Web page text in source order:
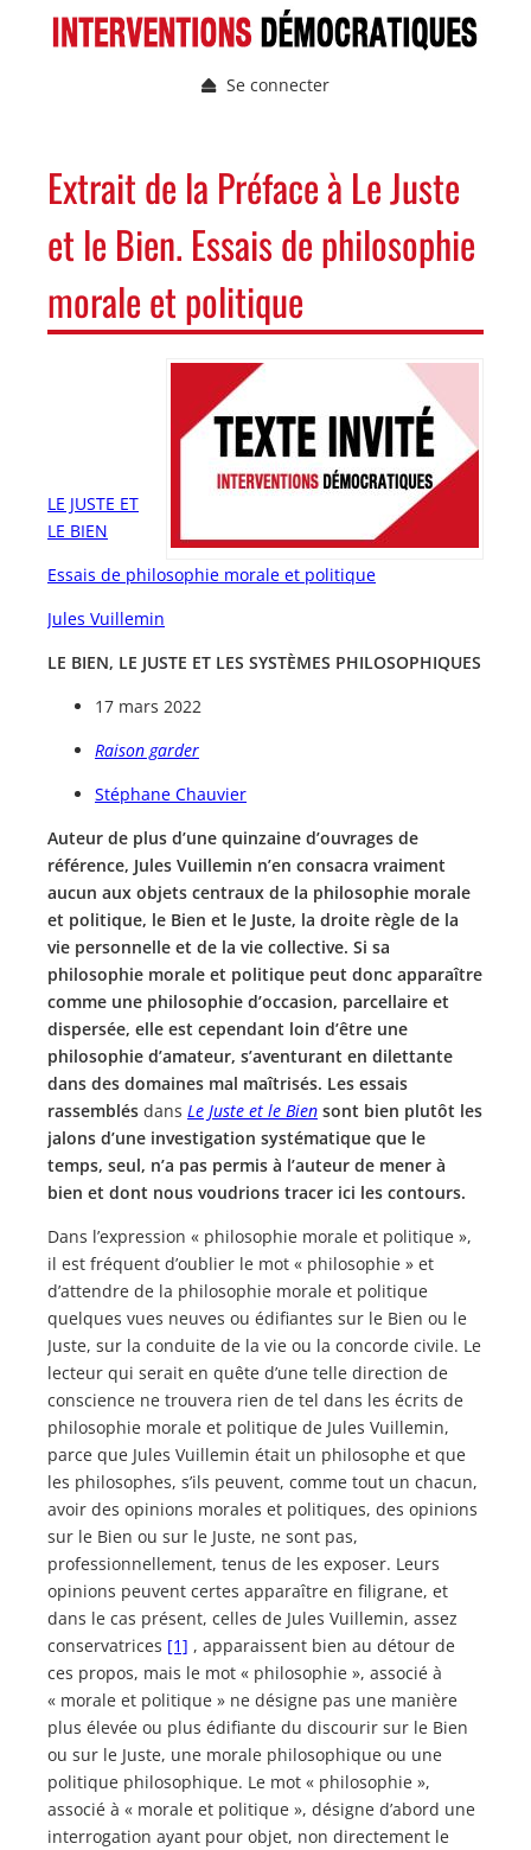
Menu
l'utilisateur
Se connecter
PRINCIPALE
Extrait de la Préface à Le Juste
et le Bien. Essais de philosophie
morale et politique
LE JUSTE ET
LE BIEN
Essais de philosophie morale et politique
Jules Vuillemin
LE BIEN, LE JUSTE ET LES SYSTÈMES PHILOSOPHIQUES
17 mars 2022
Raison garder
Stéphane Chauvier
Auteur de plus d’une quinzaine d’ouvrages de
référence, Jules Vuillemin n’en consacra vraiment
aucun aux objets centraux de la philosophie morale
et politique, le Bien et le Juste, la droite règle de la
vie personnelle et de la vie collective. Si sa
philosophie morale et politique peut donc apparaître
comme une philosophie d’occasion, parcellaire et
dispersée, elle est cependant loin d’être une
philosophie d’amateur, s’aventurant en dilettante
dans des domaines mal maîtrisés. Les essais
rassemblés dans Le Juste et le Bien sont bien plutôt les
jalons d’une investigation systématique que le
temps, seul, n’a pas permis à l’auteur de mener à
bien et dont nous voudrions tracer ici les contours.
Dans l’expression « philosophie morale et politique »,
il est fréquent d’oublier le mot « philosophie » et
d’attendre de la philosophie morale et politique
quelques vues neuves ou édifiantes sur le Bien ou le
Juste, sur la conduite de la vie ou la concorde civile. Le
lecteur qui serait en quête d’une telle direction de
conscience ne trouvera rien de tel dans les écrits de
philosophie morale et politique de Jules Vuillemin,
parce que Jules Vuillemin était un philosophe et que
les philosophes, s’ils peuvent, comme tout un chacun,
avoir des opinions morales et politiques, des opinions
sur le Bien ou sur le Juste, ne sont pas,
professionnellement, tenus de les exposer. Leurs
opinions peuvent certes apparaître en filigrane, et
dans le cas présent, celles de Jules Vuillemin, assez
conservatrices [1] , apparaissent bien au détour de
ces propos, mais le mot « philosophie », associé à
« morale et politique » ne désigne pas une manière
plus élevée ou plus édifiante du discourir sur le Bien
ou sur le Juste, une morale philosophique ou une
politique philosophique. Le mot « philosophie »,
associé à « morale et politique », désigne d’abord une
interrogation ayant pour objet, non directement le